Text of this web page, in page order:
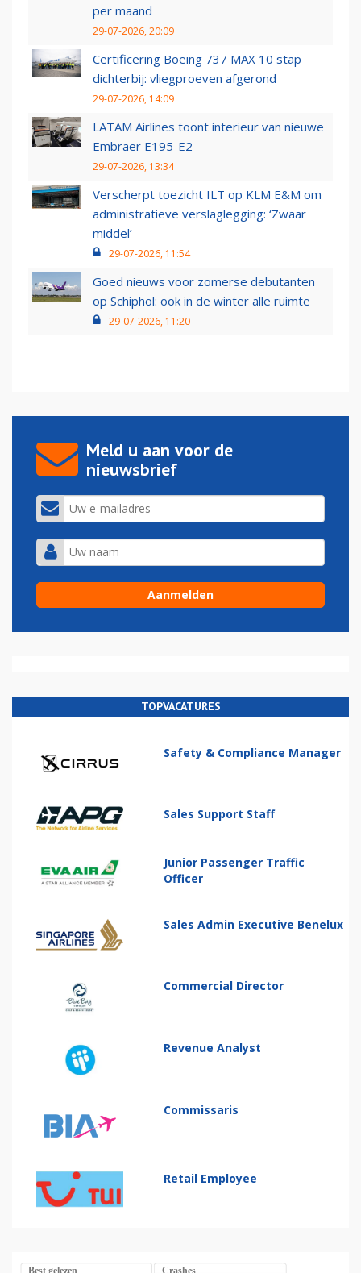
per maand
29-07-2026, 20:09
Certificering Boeing 737 MAX 10 stap
dichterbij: vliegproeven afgerond
29-07-2026, 14:09
LATAM Airlines toont interieur van nieuwe
Embraer E195-E2
29-07-2026, 13:34
Verscherpt toezicht ILT op KLM E&M om
administratieve verslaglegging: ‘Zwaar
middel’
29-07-2026, 11:54
Goed nieuws voor zomerse debutanten
op Schiphol: ook in de winter alle ruimte
29-07-2026, 11:20
Meld u aan voor de
nieuwsbrief
TOPVACATURES
Safety & Compliance Manager
Sales Support Staff
Junior Passenger Traffic
Officer
Sales Admin Executive Benelux
Commercial Director
Revenue Analyst
Commissaris
Retail Employee